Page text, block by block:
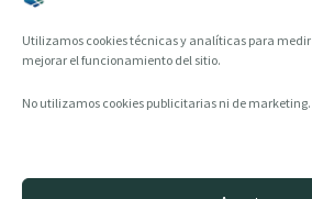
Utilizamos cookies técnicas y analíticas para medir
mejorar el funcionamiento del sitio.
No utilizamos cookies publicitarias ni de marketing.